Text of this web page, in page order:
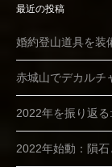
最近の投稿
婚約登山道具を装
赤城山でデカルチ
2022年を振り返
2022年始動：隕